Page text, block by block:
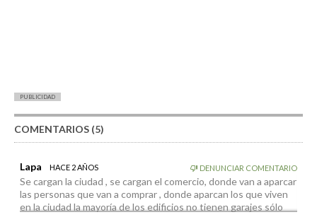
PUBLICIDAD
COMENTARIOS (5)
Lapa HACE 2 AÑOS DENUNCIAR COMENTARIO
Se cargan la ciudad , se cargan el comercio, donde van a aparcar
las personas que van a comprar , donde aparcan los que viven
en la ciudad la mayoría de los edificios no tienen garajes sólo